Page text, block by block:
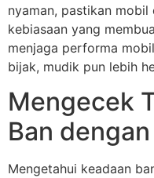
nyaman, pastikan
kebiasaan yang
menjaga performa
bijak, mudik pun lebih
Mengecek
Ban
Mengetahui keadaan